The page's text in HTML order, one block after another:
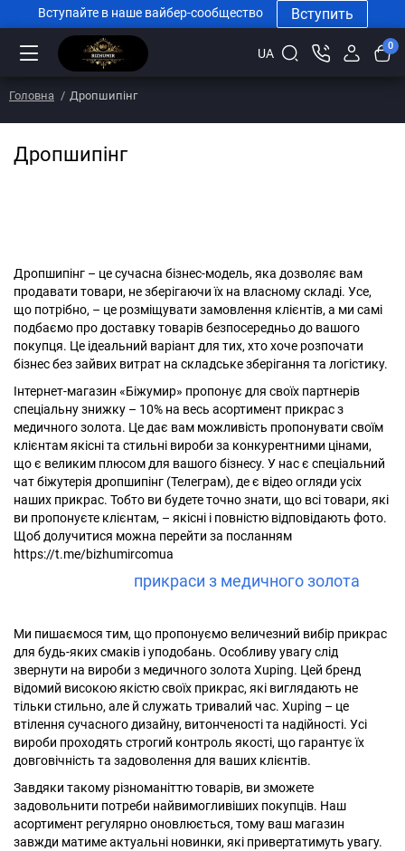
Вступайте в наше вайбер-сообщество Вступить
UA
0
Головна Дропшипінг
Дропшипінг
Дропшипінг – це сучасна бізнес-модель, яка дозволяє вам
продавати товари, не зберігаючи їх на власному складі. Усе,
що потрібно, – це розміщувати замовлення клієнтів, а ми самі
подбаємо про доставку товарів безпосередньо до вашого
покупця. Це ідеальний варіант для тих, хто хоче розпочати
бізнес без зайвих витрат на складське зберігання та логістику.
Інтернет-магазин «Біжумир» пропонує для своїх партнерів
спеціальну знижку – 10% на весь асортимент прикрас з
медичного золота. Це дає вам можливість пропонувати своїм
клієнтам якісні та стильні вироби за конкурентними цінами,
що є великим плюсом для вашого бізнесу. У нас є спеціальний
чат біжутерія дропшипінг (Телеграм), де є відео огляди усіх
наших прикрас. Тобто ви будете точно знати, що всі товари, які
ви пропонуєте клієнтам, – якісні і повністю відповідають фото.
Щоб долучитися можна перейти за посланням
https://t.me/bizhumircomua
прикраси з медичного золота
Ми пишаємося тим, що пропонуємо величезний вибір прикрас
для будь-яких смаків і уподобань. Особливу увагу слід
звернути на вироби з медичного золота Xuping. Цей бренд
відомий високою якістю своїх прикрас, які виглядають не
тільки стильно, але й служать тривалий час. Xuping – це
втілення сучасного дизайну, витонченості та надійності. Усі
вироби проходять строгий контроль якості, що гарантує їх
довговічність та задоволення для ваших клієнтів.
Завдяки такому різноманіттю товарів, ви зможете
задовольнити потреби найвимогливіших покупців. Наш
асортимент регулярно оновлюється, тому ваш магазин
завжди матиме актуальні новинки, які привертатимуть увагу.